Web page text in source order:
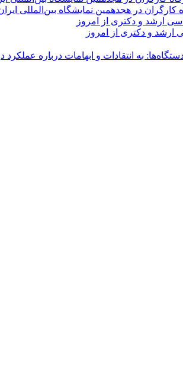
در هجدهمین نمایشگاه بین‌المللی
ارشد و دکتری از امروز
به انتقادات و ابهامات درباره عملکرد